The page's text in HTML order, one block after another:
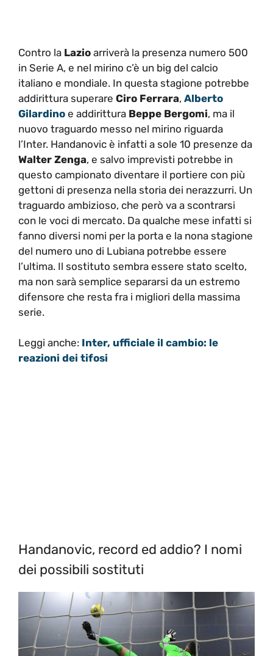
Contro la Lazio arriverà la presenza numero 500
in Serie A, e nel mirino c’è un big del calcio
italiano e mondiale. In questa stagione potrebbe
addirittura superare Ciro Ferrara, Alberto
Gilardino e addirittura Beppe Bergomi, ma il
nuovo traguardo messo nel mirino riguarda
l’Inter. Handanovic è infatti a sole 10 presenze da
Walter Zenga, e salvo imprevisti potrebbe in
questo campionato diventare il portiere con più
gettoni di presenza nella storia dei nerazzurri. Un
traguardo ambizioso, che però va a scontrarsi
con le voci di mercato. Da qualche mese infatti si
fanno diversi nomi per la porta e la nona stagione
del numero uno di Lubiana potrebbe essere
l’ultima. Il sostituto sembra essere stato scelto,
ma non sarà semplice separarsi da un estremo
difensore che resta fra i migliori della massima
serie.
Leggi anche: Inter, ufficiale il cambio: le
reazioni dei tifosi
Handanovic, record ed addio? I nomi
dei possibili sostituti